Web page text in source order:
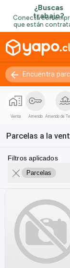
Venta Arriendo Arriendo de
Parcelas a la
Filtros aplicados
Parcelas